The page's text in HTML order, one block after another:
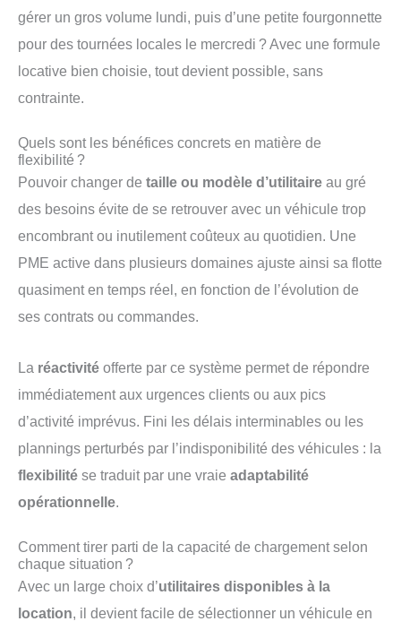
gérer un gros volume lundi, puis d’une petite fourgonnette
pour des tournées locales le mercredi ? Avec une formule
locative bien choisie, tout devient possible, sans
contrainte.
Quels sont les bénéfices concrets en matière de
flexibilité ?
Pouvoir changer de taille ou modèle d’utilitaire au gré
des besoins évite de se retrouver avec un véhicule trop
encombrant ou inutilement coûteux au quotidien. Une
PME active dans plusieurs domaines ajuste ainsi sa flotte
quasiment en temps réel, en fonction de l’évolution de
ses contrats ou commandes.
La réactivité offerte par ce système permet de répondre
immédiatement aux urgences clients ou aux pics
d’activité imprévus. Fini les délais interminables ou les
plannings perturbés par l’indisponibilité des véhicules : la
flexibilité se traduit par une vraie adaptabilité
opérationnelle
Comment tirer parti de la capacité de chargement selon
chaque situation ?
Avec un large choix d’utilitaires disponibles à la
location, il devient facile de sélectionner un véhicule en